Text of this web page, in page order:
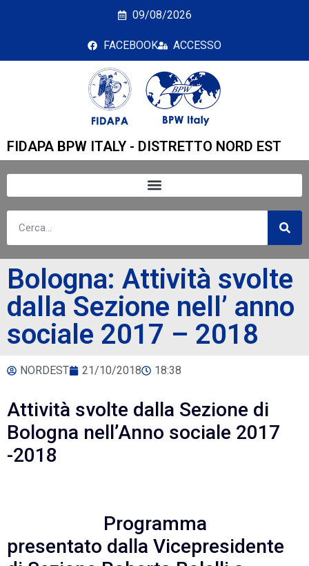
Bologna: Attività svolte
09/08/2026
FACEBOOK ACCESSO
FIDAPA BPW ITALY - DISTRETTO NORD EST
Bologna: Attività svolte
dalla Sezione nell’ anno
sociale 2017 – 2018
NORDEST 21/10/2018 18:38
Attività svolte dalla Sezione di
Bologna nell’Anno sociale 2017
-2018
Programma
presentato dalla Vicepresidente